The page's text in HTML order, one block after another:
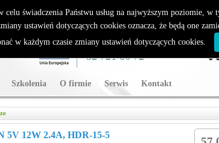
Szkolenia O firmie Serwis Kontakt
WSPARCIE TECHNICZNE
32 721 86 72
5V 12W 2.4A, HDR-15-5
świadczenia Państwu usług na najwyższym poziomie, w
ustawień dotyczących cookies oznacza, że będą one
w każdym czasie zmiany ustawień dotyczących cookies.